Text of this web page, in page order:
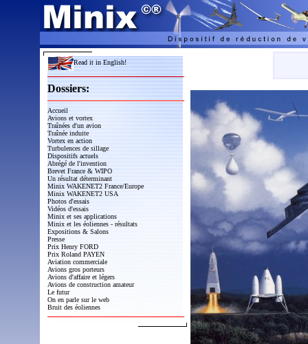
Read it in English!
Dossiers:
Accueil
Avions et vortex
Traînées d'un avion
Traînée induite
Vortex en action
Turbulences de sillage
Dispositifs actuels
Abrégé de l'invention
Brevet France & WIPO
Un résultat déterminant
Minix WAKENET2 France/Europe
Minix WAKENET2 USA
Photos d'essais
Vidéos d'essais
Minix et ses applications
Minix et les éoliennes - résultats
Expositions & Salons
Presse
Prix Henry FORD
Prix Roland PAYEN
Aviation commerciale
Avions gros porteurs
Avions d'affaire et légers
Avions de construction amateur
Le futur
On en parle sur le web
Bruit des éoliennes